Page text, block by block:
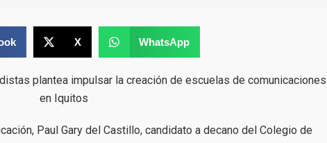
X WhatsApp
plantea impulsar la creación de escuelas de comunicaciones
en Iquitos
Paul Gary del Castillo, candidato a decano del Colegio de